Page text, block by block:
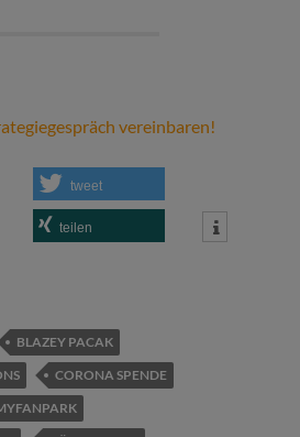
vereinbaren!
tweet
teilen
BLAZEY PACAK
CORONA SPENDE